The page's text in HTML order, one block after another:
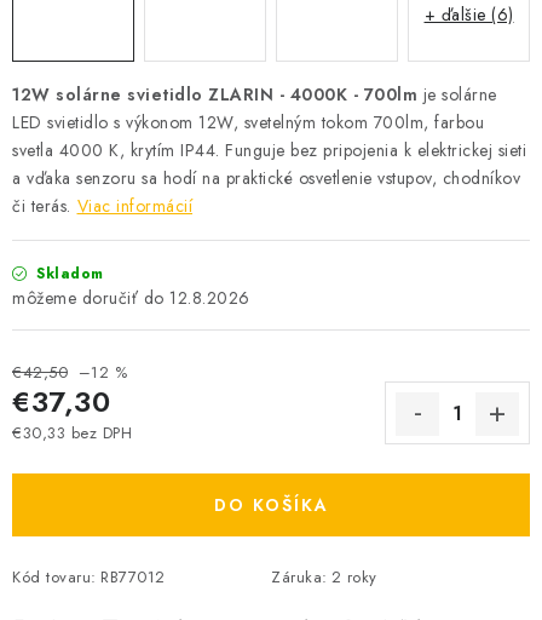
O NÁS - MEGALED & JANTON ZÁKAMENNÉ
Reklamácie a formulár na odstúpenie od zmluvy
Obchodné podmienky
Podmienky ochrany osobných údajov
O nás - MEGALED & JANTON Zákamenné
Zľavy pre profíkov
Hodnotenie obchodu Moja objednávka
12W solárne svietidlo ZLARIN - 4000K - 700lm je solárne
LED svietidlo s výkonom 12W, svetelným tokom 700lm, farbou
svetla 4000 K, krytím IP44. Funguje bez pripojenia k elektrickej sieti
a vďaka senzoru sa hodí na praktické osvetlenie vstupov, chodníkov
či terás. Viac informácií
Skladom
12.8.2026
€42,50 –12 %
€37,30
€30,33 bez DPH
DO KOŠÍKA
Kód tovaru: RB77012 Záruka: 2 roky
+ ďalšie (6)